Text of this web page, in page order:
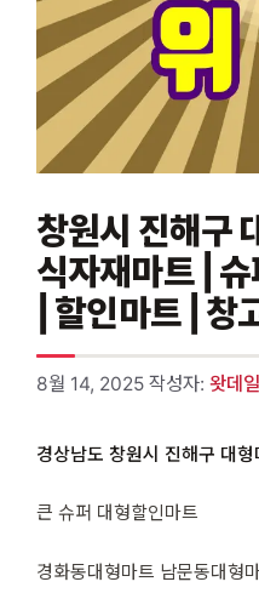
창원시 진해구
식자재마트 |
| 할인마트 | 창
8월 14, 2025 작성자: 왓데
경상남도 창원시 진해구 대
큰 슈퍼 대형할인마트
경화동대형마트 남문동대형